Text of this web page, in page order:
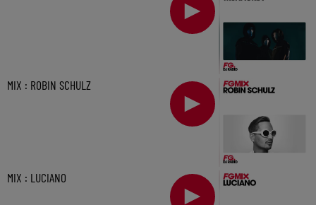
MIX : ROBIN SCHULZ
MIX : LUCIANO